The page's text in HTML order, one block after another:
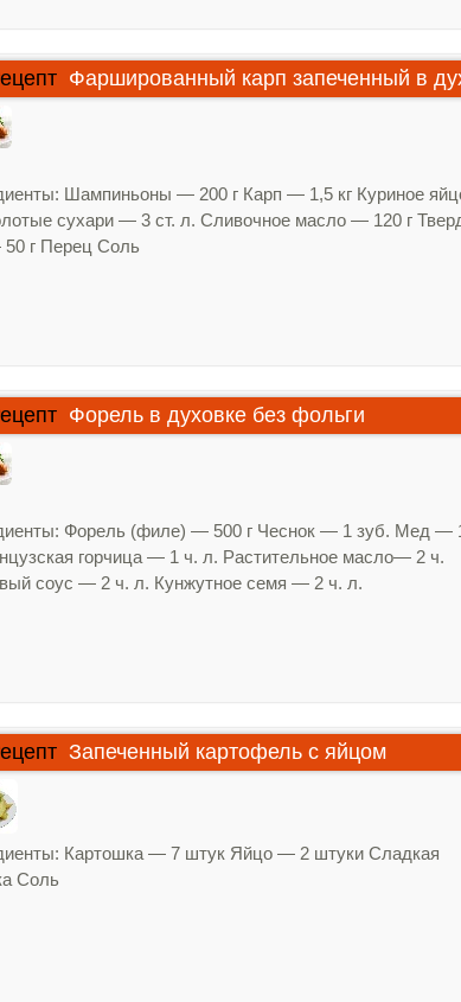
Фаршированный карп запеченный в
Шампиньоны — 200 г Карп — 1,5 кг Куриное
сухари — 3 ст. л. Сливочное масло — 120 г
г Перец Соль
Форель в духовке без фольги
Форель (филе) — 500 г Чеснок — 1 зуб. Мед —
горчица — 1 ч. л. Растительное масло— 2 ч.
соус — 2 ч. л. Кунжутное семя — 2 ч. л.
Запеченный картофель с яйцом
Картошка — 7 штук Яйцо — 2 штуки Сладкая
Соль